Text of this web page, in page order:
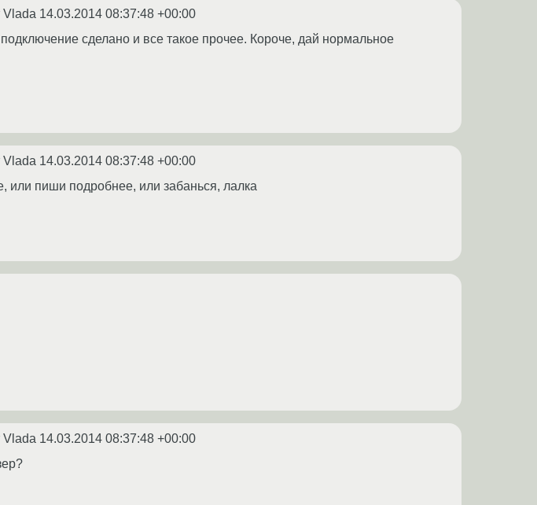
Vlada 14.03.2014 08:37:48 +00:00
сделано и все такое прочее. Короче, дай нормальное
Vlada 14.03.2014 08:37:48 +00:00
или пиши подробнее, или забанься, лалка
Vlada 14.03.2014 08:37:48 +00:00